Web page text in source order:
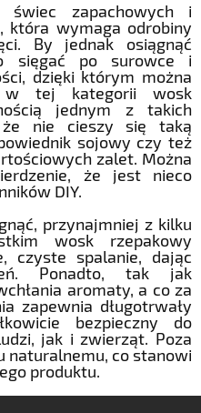
świec zapachowych i
która wymaga odrobiny
By jednak osiągnąć
sięgać po surowce i
dzięki którym można
w tej kategorii wosk
jednym z takich
nie cieszy się taką
sojowy czy też
zalet. Można
że jest nieco
DIY.
przynajmniej z kilku
wosk rzepakowy
czyste spalanie, dając
Ponadto, tak jak
aromaty, a co za
zapewnia długotrwały
bezpieczny do
jak i zwierząt. Poza
naturalnemu, co stanowi
produktu.